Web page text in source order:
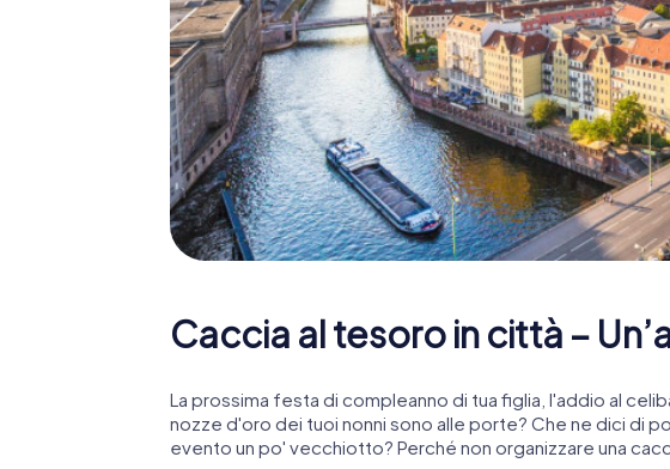
Caccia al tesoro in città –
La prossima festa di compleanno di tua figlia, l'addio al
nozze d'oro dei tuoi nonni sono alle porte? Che ne dici di
evento un po' vecchiotto? Perché non organizzare una